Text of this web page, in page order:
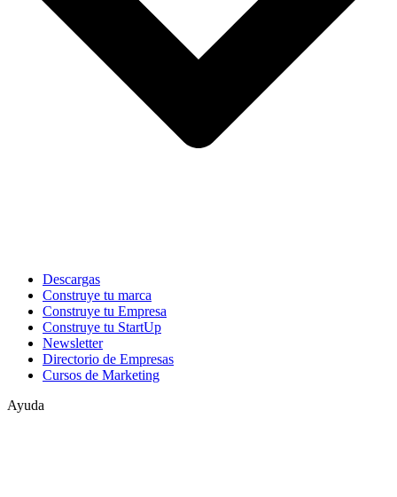
Descargas
Construye tu marca
Construye tu Empresa
Construye tu StartUp
Newsletter
Directorio de Empresas
Cursos de Marketing
Ayuda